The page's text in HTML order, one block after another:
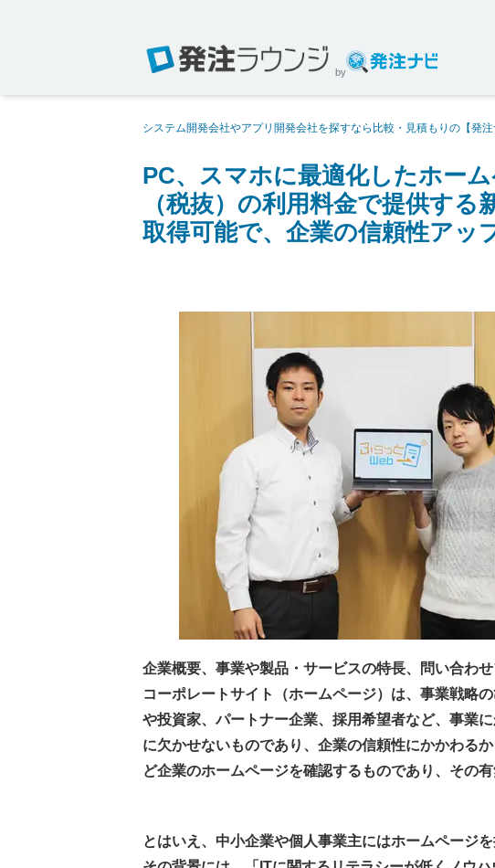
by
システム開発会社やアプリ開発会社を探すなら比較・見積もりの【発注
PC、スマホに最適化したホー
（税抜）の利用料金で提供す
取得可能で、企業の信頼性アッ
企業概要、事業や製品・サービスの特長、問い合わ
コーポレートサイト（ホームページ）は、事業戦略
や投資家、パートナー企業、採用希望者など、事業
に欠かせないものであり、企業の信頼性にかかわる
ど企業のホームページを確認するものであり、その
とはいえ、中小企業や個人事業主にはホームページ